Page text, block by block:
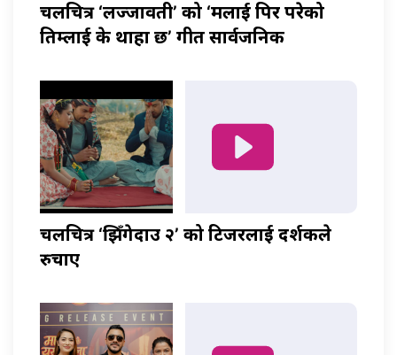
चलचित्र ‘लज्जावती’ को ‘मलाई पिर परेको
तिम्लाई के थाहा छ’ गीत सार्वजनिक
चलचित्र ‘झिँगेदाउ २’ को टिजरलाई दर्शकले
रुचाए